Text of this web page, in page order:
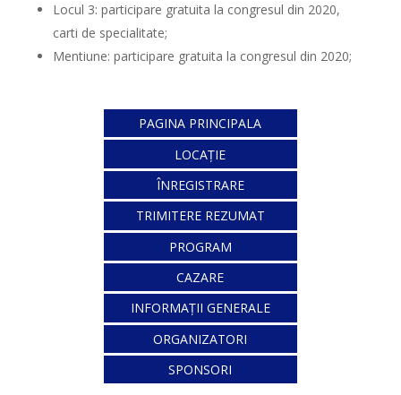
Locul 3: participare gratuita la congresul din 2020,
carti de specialitate;
Mentiune: participare gratuita la congresul din 2020;
PAGINA PRINCIPALA
LOCAȚIE
ÎNREGISTRARE
TRIMITERE REZUMAT
PROGRAM
CAZARE
INFORMAȚII GENERALE
ORGANIZATORI
SPONSORI